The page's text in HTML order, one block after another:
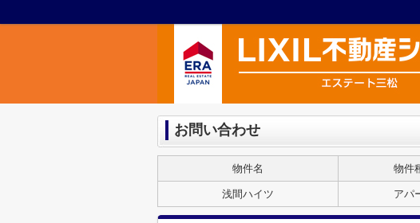
お問い合わせ
物件名 物件
浅間ハイツ アパ